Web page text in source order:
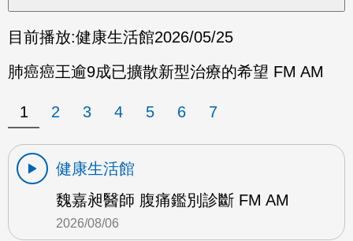
目前播放:健康生活館2026/05/25
肺癌癌王逾9成已擴散新型治療的希望 FM AM
1 2 3 4 5 6 7
健康生活館
魏嘉昶醫師 腹痛鑑別診斷 FM AM
2026/08/06